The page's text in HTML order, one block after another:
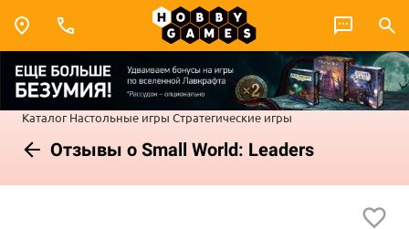
Каталог Настольные игры Стратегические игры
Отзывы о Small World: Leaders